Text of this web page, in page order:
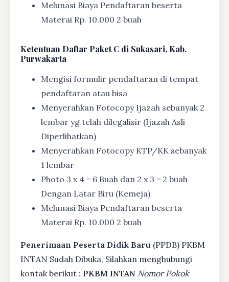
Melunasi Biaya Pendaftaran beserta
Materai Rp. 10.000 2 buah
Ketentuan Daftar Paket C di Sukasari, Kab.
Purwakarta
Mengisi formulir pendaftaran di tempat
pendaftaran atau bisa
Menyerahkan Fotocopy Ijazah sebanyak 2
lembar yg telah dilegalisir (Ijazah Asli
Diperlihatkan)
Menyerahkan Fotocopy KTP/KK sebanyak
1 lembar
Photo 3 x 4 = 6 Buah dan 2 x 3 = 2 buah
Dengan Latar Biru (Kemeja)
Melunasi Biaya Pendaftaran beserta
Materai Rp. 10.000 2 buah
Penerimaan Peserta Didik Baru (PPDB) PKBM
INTAN Sudah Dibuka, Silahkan menghubungi
kontak berikut : PKBM INTAN Nomor Pokok